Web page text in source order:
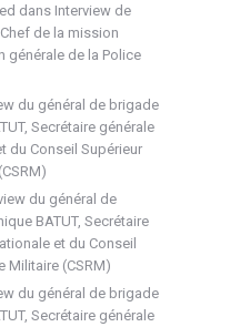
dans Interview de
de la mission
générale de la Police
du général de brigade
Secrétaire générale
du Conseil Supérieur
du général de
BATUT, Secrétaire
et du Conseil
Militaire (CSRM)
du général de brigade
Secrétaire générale